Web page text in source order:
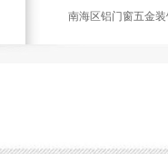
南海区铝门窗五金装